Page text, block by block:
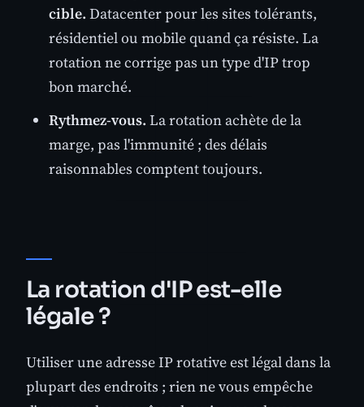
cible. Datacenter pour les sites tolérants,
résidentiel ou mobile quand ça résiste. La
rotation ne corrige pas un type d'IP trop
bon marché.
Rythmez-vous. La rotation achète de la
marge, pas l'immunité ; des délais
raisonnables comptent toujours.
La rotation d'IP est-elle
légale ?
Utiliser une adresse IP rotative est légal dans la
plupart des endroits ; rien ne vous empêche